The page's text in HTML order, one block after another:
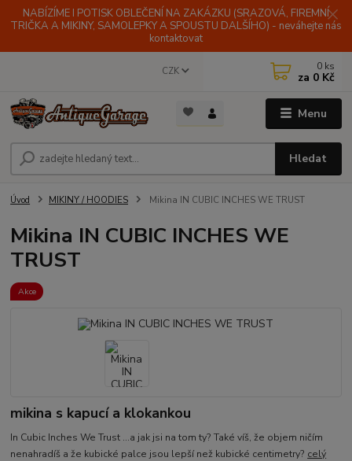
NABÍZÍME I POTISK OBLEČENÍ NA ZAKÁZKU (SRAZOVÁ, FIREMNÍ
TRIČKA A MIKINY, SAMOLEPKY A SPOUSTU DALŠÍHO) - neváhejte nás
kontaktovat
Menu
CZK
Hledat
0 ks
za 0 Kč
Úvod MIKINY / HOODIES Mikina IN CUBIC INCHES WE TRUST
Mikina IN CUBIC INCHES WE
TRUST
Akce
mikina s kapucí a klokankou
In Cubic Inches We Trust ...a jak jsi na tom ty? Také víš, že objem ničím
nenahradíš a že kubické palce jsou lepší než kubické centimetry? celý